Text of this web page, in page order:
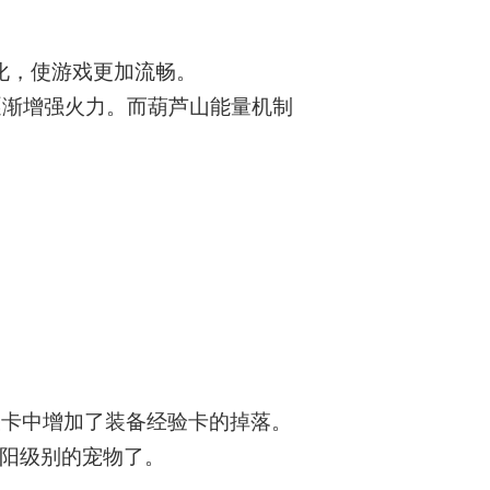
使游戏更加流畅。
增强火力。而葫芦山能量机制
中增加了装备经验卡的掉落。
级别的宠物了。